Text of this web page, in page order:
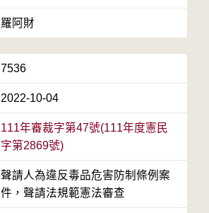
羅阿財
7536
2022-10-04
111年審裁字第47號(111年度憲民
字第2869號)
聲請人為違反毒品危害防制條例案
件，聲請法規範憲法審查